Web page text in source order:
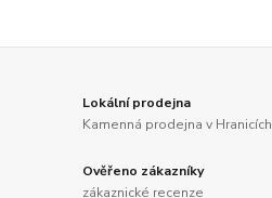
Lokální prodejna
Kamenná prodejna v Hranicích
Ověřeno zákazníky
zákaznické recenze